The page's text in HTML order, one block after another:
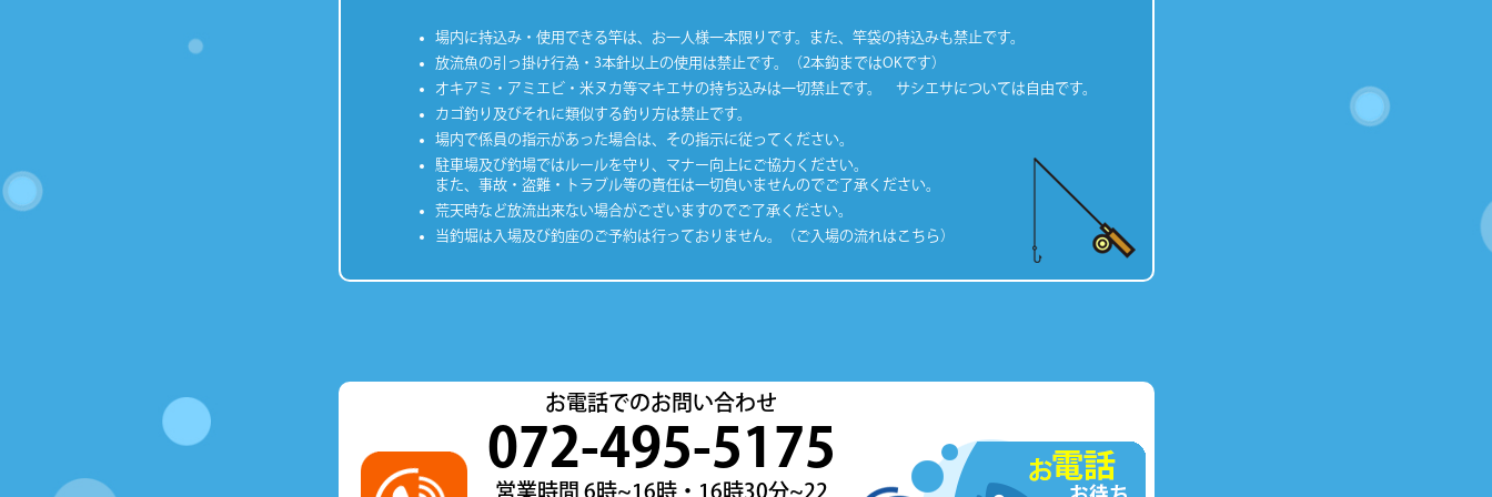
場内に持込み・使用できる竿は、お一人様一本限りです。また、竿袋の持込みも禁止です。
放流魚の引っ掛け行為・3本針以上の使用は禁止です。（2本鈎まではOKです）
オキアミ・アミエビ・米ヌカ等マキエサの持ち込みは一切禁止です。 サシエサについては自由です。
カゴ釣り及びそれに類似する釣り方は禁止です。
場内で係員の指示があった場合は、その指示に従ってください。
駐車場及び釣場ではルールを守り、マナー向上にご協力ください。
また、事故・盗難・トラブル等の責任は一切負いませんのでご了承ください。
荒天時など放流出来ない場合がございますのでご了承ください。
当釣堀は入場及び釣座のご予約は行っておりません。（ご入場の流れはこちら）
お電話でのお問い合わせ
072-495-5175
営業時間 6時~16時・16時30分~22